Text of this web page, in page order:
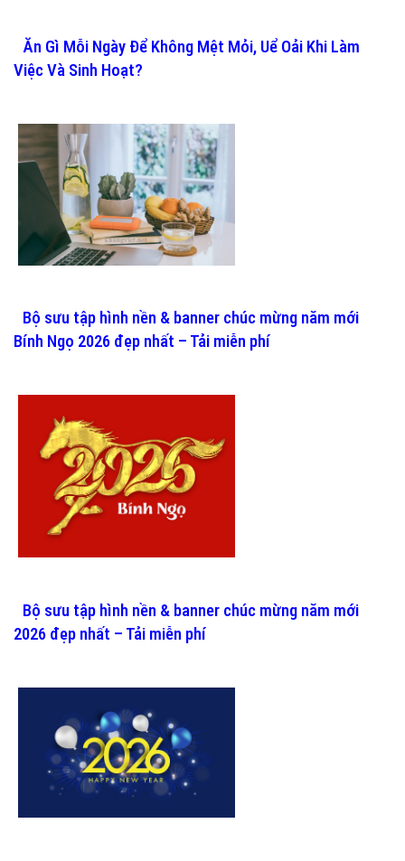
Ăn Gì Mỗi Ngày Để Không Mệt Mỏi, Uể Oải Khi Làm
Việc Và Sinh Hoạt?
Bộ sưu tập hình nền & banner chúc mừng năm mới
Bính Ngọ 2026 đẹp nhất – Tải miễn phí
Bộ sưu tập hình nền & banner chúc mừng năm mới
2026 đẹp nhất – Tải miễn phí